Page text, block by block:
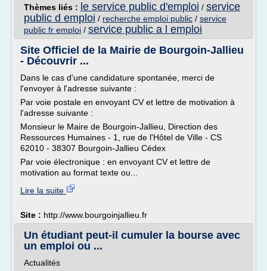
Thèmes liés : le service public d'emploi / service
public d emploi / recherche emploi public / service
public fr emploi / service public a l emploi
Site Officiel de la Mairie de Bourgoin-Jallieu
- Découvrir ...
Dans le cas d'une candidature spontanée, merci de
l'envoyer à l'adresse suivante :
Par voie postale en envoyant CV et lettre de motivation à
l'adresse suivante :
Monsieur le Maire de Bourgoin-Jallieu, Direction des
Ressources Humaines - 1, rue de l'Hôtel de Ville - CS
62010 - 38307 Bourgoin-Jallieu Cédex
Par voie électronique : en envoyant CV et lettre de
motivation au format texte ou...
Lire la suite
Site : http://www.bourgoinjallieu.fr
Un étudiant peut-il cumuler la bourse avec
un emploi ou ...
Actualités